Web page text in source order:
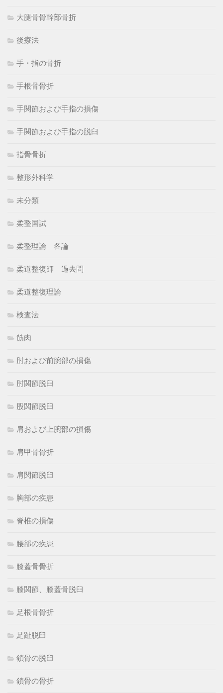
大腿骨骨幹部骨折
後療法
手・指の骨折
手根骨骨折
手関節および手指の損傷
手関節および手指の脱臼
指骨骨折
整形外科学
未分類
柔整国試
柔整理論 各論
柔道整復師 過去問
柔道整復理論
検査法
筋肉
肘および前腕部の損傷
肘関節脱臼
股関節脱臼
肩および上腕部の損傷
肩甲骨骨折
肩関節脱臼
胸部の疾患
脊椎の損傷
腰部の疾患
膝蓋骨骨折
膝関節、膝蓋骨脱臼
足根骨骨折
足趾脱臼
鎖骨の脱臼
鎖骨の骨折